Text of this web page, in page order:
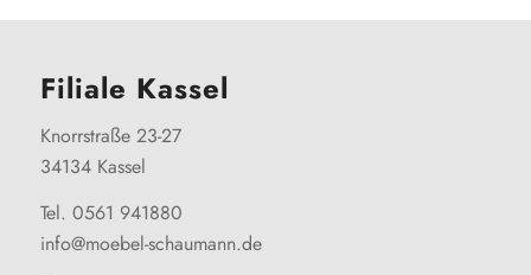
Filiale Kassel
Knorrstraße 23-27
34134 Kassel
Tel. 0561 941880
info@moebel-schaumann.de